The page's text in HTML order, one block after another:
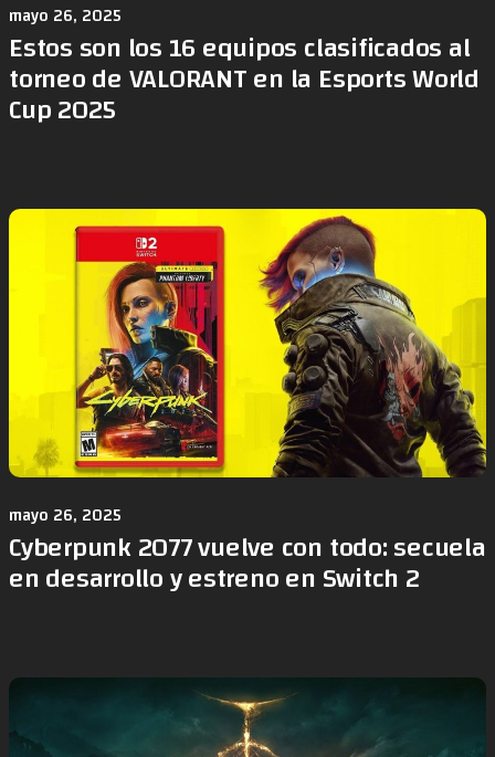
mayo 26, 2025
Estos son los 16 equipos clasificados al
torneo de VALORANT en la Esports World
Cup 2025
mayo 26, 2025
Cyberpunk 2077 vuelve con todo: secuela
en desarrollo y estreno en Switch 2